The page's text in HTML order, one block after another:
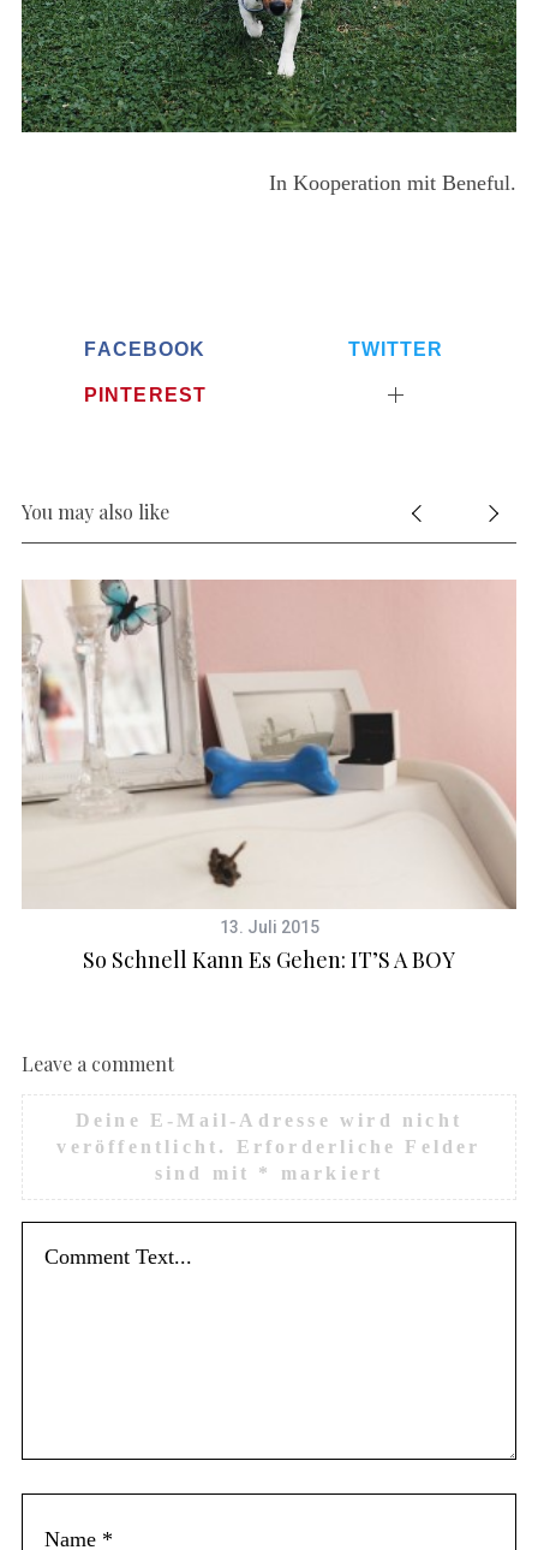
In Kooperation mit Beneful.
FACEBOOK TWITTER
PINTEREST
You may also like
13. Juli 2015
So Schnell Kann Es Gehen: IT’S A BOY
Leave a comment
Deine E-Mail-Adresse wird nicht
veröffentlicht.
Erforderliche Felder
sind mit * markiert